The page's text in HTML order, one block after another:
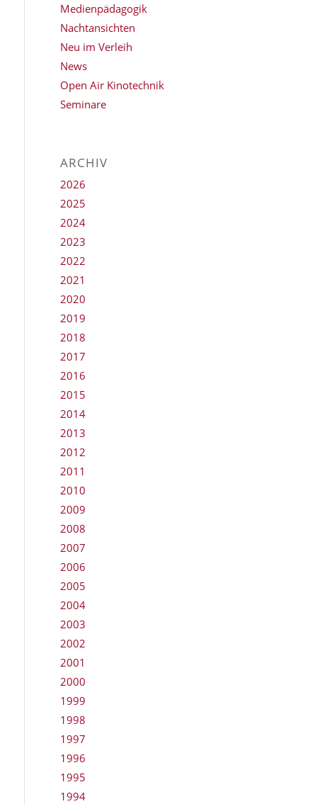
Medienpädagogik
Nachtansichten
Neu im Verleih
News
Open Air Kinotechnik
Seminare
ARCHIV
2026
2025
2024
2023
2022
2021
2020
2019
2018
2017
2016
2015
2014
2013
2012
2011
2010
2009
2008
2007
2006
2005
2004
2003
2002
2001
2000
1999
1998
1997
1996
1995
1994